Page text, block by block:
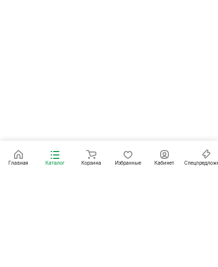
Главная Каталог Корзина Избранные Кабинет